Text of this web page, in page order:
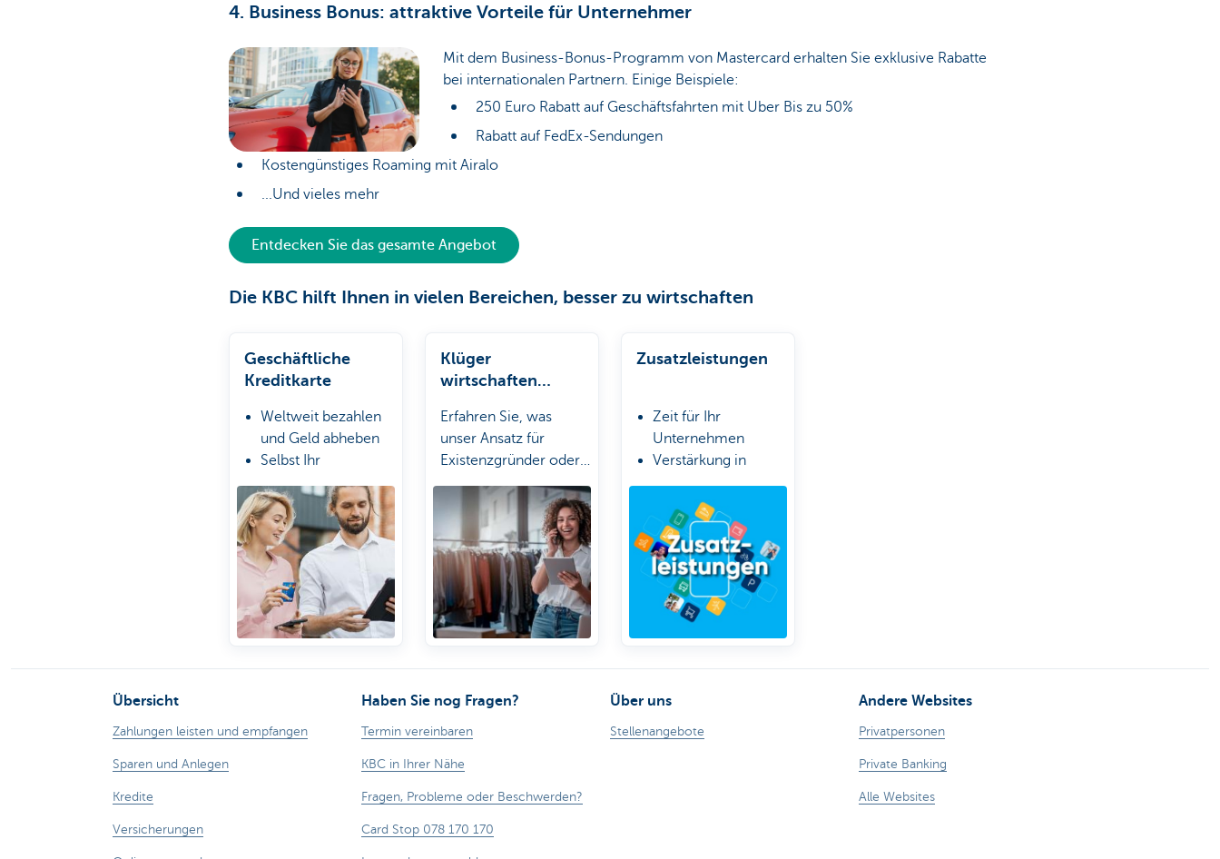
4. Business Bonus: attraktive Vorteile für Unternehmer
Mit dem Business-Bonus-Programm von Mastercard erhalten Sie exklusive Rabatte
bei internationalen Partnern. Einige Beispiele:
250 Euro Rabatt auf Geschäftsfahrten mit Uber Bis zu 50%
Rabatt auf FedEx-Sendungen
Kostengünstiges Roaming mit Airalo
...Und vieles mehr
Entdecken Sie das gesamte Angebot
Die KBC hilft Ihnen in vielen Bereichen, besser zu wirtschaften
Geschäftliche
Kreditkarte
Weltweit bezahlen
und Geld abheben
Selbst Ihr
Ausgabenlimit
bestimmen
Karte einfach digital
verwalten
Klüger
wirtschaften
Erfahren Sie, was
unser Ansatz für
Existenzgründer oder
wachsende
Unternehmen
bedeuten kann.
Zusatzleistungen
Zeit für Ihr
Unternehmen
Verstärkung in
Reichweite
Sie behalten die
Kontrolle
Übersicht
Zahlungen leisten und empfangen
Sparen und Anlegen
Kredite
Versicherungen
Haben Sie nog Fragen?
Termin vereinbaren
KBC in Ihrer Nähe
Fragen, Probleme oder Beschwerden?
Card Stop 078 170 170
Über uns
Stellenangebote
Andere Websites
Privatpersonen
Private Banking
Alle Websites